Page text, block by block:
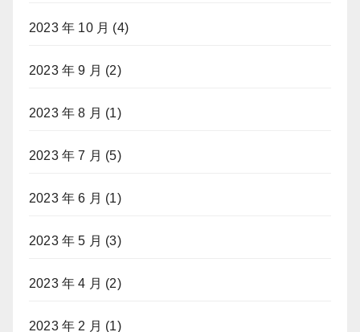
2023 年 10 月 (4)
2023 年 9 月 (2)
2023 年 8 月 (1)
2023 年 7 月 (5)
2023 年 6 月 (1)
2023 年 5 月 (3)
2023 年 4 月 (2)
2023 年 2 月 (1)